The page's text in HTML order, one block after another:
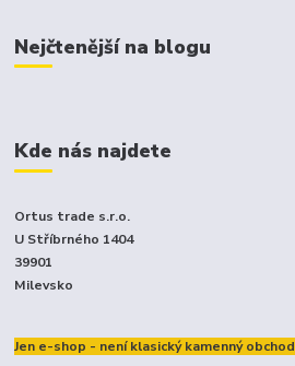
Nejčtenější na blogu
Kde nás najdete
Ortus trade s.r.o.
U Stříbrného 1404
39901
Milevsko
Jen e-shop - není klasický kamenný obchod